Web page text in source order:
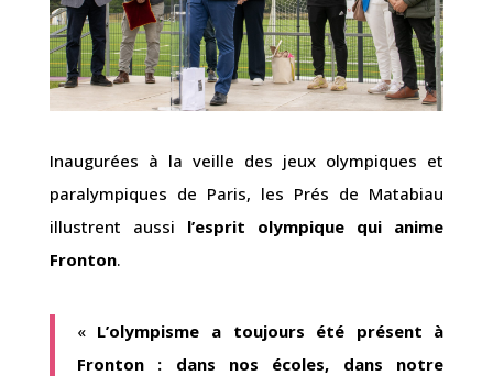
Inaugurées à la veille des jeux olympiques et
paralympiques de Paris, les Prés de Matabiau
illustrent aussi l’esprit olympique qui anime
Fronton.
« L’olympisme a toujours été présent à
Fronton : dans nos écoles, dans notre